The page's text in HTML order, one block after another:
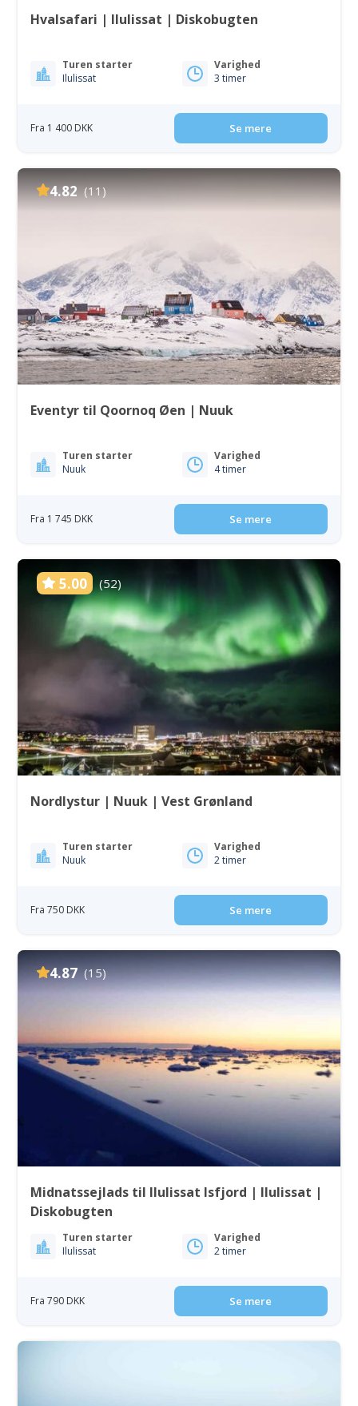
Hvalsafari | Ilulissat | Diskobugten
Turen starter
Ilulissat
Varighed
3 timer
Fra 1 400 DKK Se mere
4.82 (11)
Eventyr til Qoornoq Øen | Nuuk
Turen starter
Nuuk
Varighed
4 timer
Fra 1 745 DKK Se mere
5.00 (52)
Nordlystur | Nuuk | Vest Grønland
Turen starter
Nuuk
Varighed
2 timer
Fra 750 DKK Se mere
4.87 (15)
Midnatssejlads til Ilulissat Isfjord | Ilulissat |
Diskobugten
Turen starter
Ilulissat
Varighed
2 timer
Fra 790 DKK Se mere